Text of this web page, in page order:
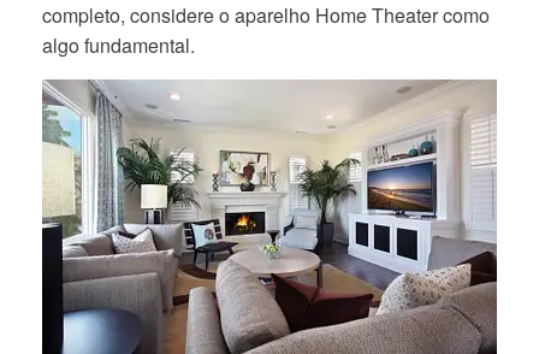
completo, considere o aparelho Home Theater como
algo fundamental.